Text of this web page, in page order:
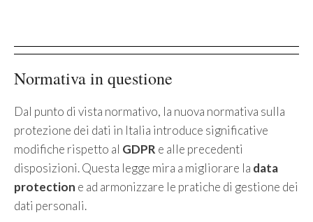
Normativa in questione
Dal punto di vista normativo, la nuova normativa sulla
protezione dei dati in Italia introduce significative
modifiche rispetto al GDPR e alle precedenti
disposizioni. Questa legge mira a migliorare la data
protection e ad armonizzare le pratiche di gestione dei
dati personali.